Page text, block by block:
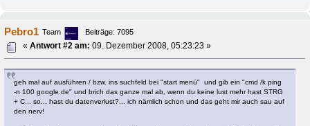
Pebro1 Team
Beiträge: 7095
«Antwort #2 am: 09. Dezember 2008, 05:23:23 »
geh mal auf ausführen / bzw. ins suchfeld bei "start menü" und gib ein "cmd /k ping
-n 100 google.de" und brich das ganze mal ab, wenn du keine lust mehr hast STRG
+ C... so... hast du datenverlust?... ich nämlich schon und das geht mir auch sau auf
den nerv!